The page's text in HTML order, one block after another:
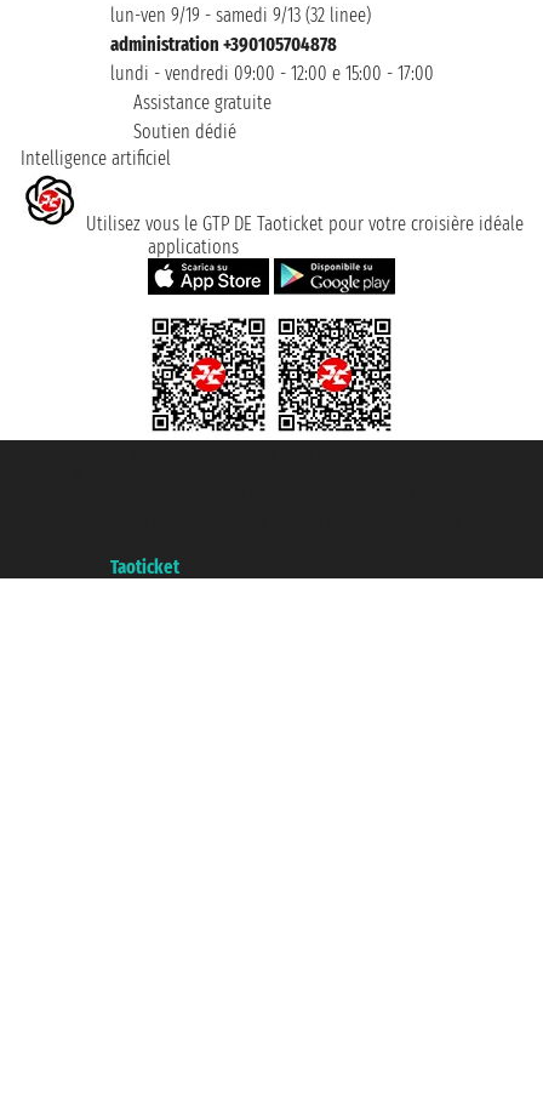
lun-ven 9/19 - samedi 9/13 (32 linee)
administration +390105704878
lundi - vendredi 09:00 - 12:00 e 15:00 - 17:00
Assistance gratuite
Soutien dédié
Intelligence artificiel
Utilisez vous le GTP DE Taoticket pour votre croisière idéale
applications
Taoticket